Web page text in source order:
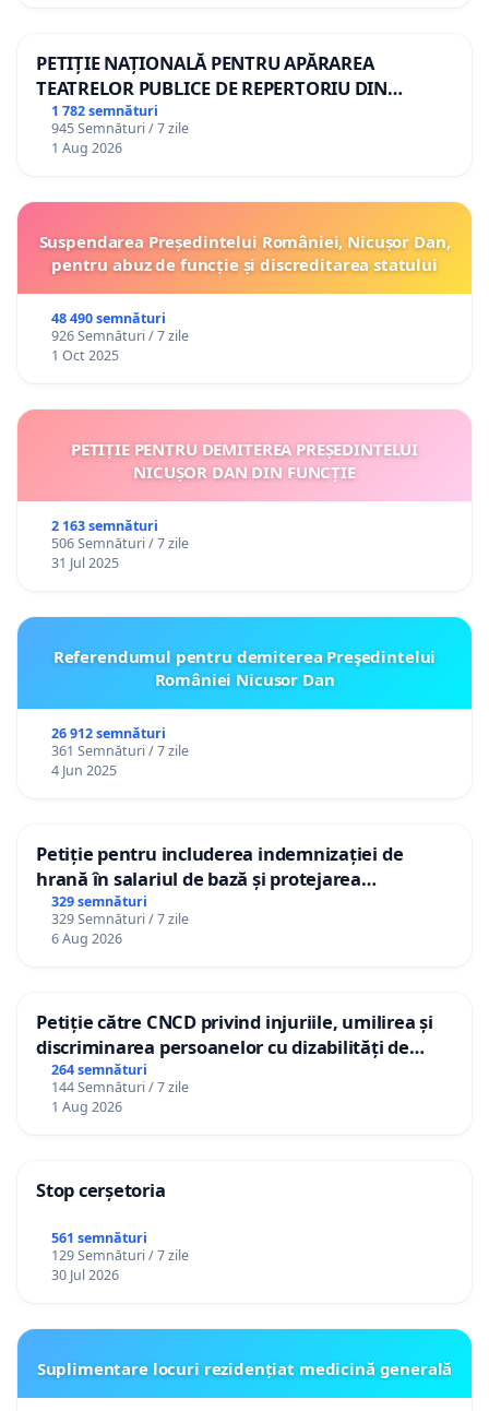
PETIȚIE NAȚIONALĂ PENTRU APĂRAREA
TEATRELOR PUBLICE DE REPERTORIU DIN
ROMÂNIA
1 782 semnături
945 Semnături / 7 zile
1 Aug 2026
Suspendarea Președintelui României, Nicușor Dan,
pentru abuz de funcție și discreditarea statului
48 490 semnături
926 Semnături / 7 zile
1 Oct 2025
PETIȚIE PENTRU DEMITEREA PREȘEDINTELUI
NICUȘOR DAN DIN FUNCȚIE
2 163 semnături
506 Semnături / 7 zile
31 Jul 2025
Referendumul pentru demiterea Preşedintelui
României Nicusor Dan
26 912 semnături
361 Semnături / 7 zile
4 Jun 2025
Petiție pentru includerea indemnizației de
hrană în salariul de bază și protejarea
gradațiilor de vechime pentru asistenții
personali
329 semnături
329 Semnături / 7 zile
6 Aug 2026
Petiție către CNCD privind injuriile, umilirea și
discriminarea persoanelor cu dizabilități de
către utilizatorul TikTok „Gorici”
264 semnături
144 Semnături / 7 zile
1 Aug 2026
Stop cerșetoria
561 semnături
129 Semnături / 7 zile
30 Jul 2026
Suplimentare locuri rezidențiat medicină generală